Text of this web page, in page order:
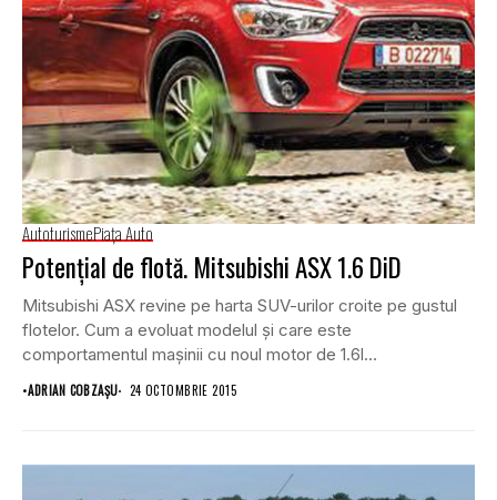
AutoturismePiaţa Auto
Potenţial de flotă. Mitsubishi ASX 1.6 DiD
Mitsubishi ASX revine pe harta SUV-urilor croite pe gustul
flotelor. Cum a evoluat modelul şi care este
comportamentul maşinii cu noul motor de 1.6l...
•ADRIAN COBZAŞU 24 OCTOMBRIE 2015